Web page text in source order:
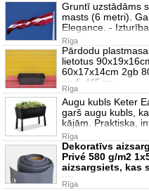
Gruntī uzstādāms
masts (6 metri).
Elegance. -
Rīga
Pārdodu
lietotus
60x17x14cm 2gb
podi d45cm
Rīga
Augu kubls Keter
garš augu kubls,
kājām. Praktiska,
Rīga
Dekoratīvs
Privé 580 g/m2
aizsargsiets, kas
un
Rīga